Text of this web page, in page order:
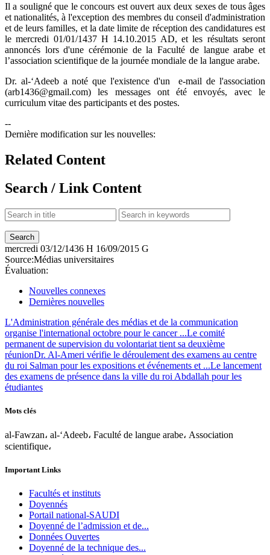
Il a souligné que le concours est ouvert aux deux sexes de tous âges
et nationalités, à l'exception des membres du conseil d'administration
et de leurs familles, et la date limite de réception des candidatures est
le mercredi 01/01/1437 H 14.10.2015 AD, et les résultats seront
annoncés lors d'une cérémonie de la Faculté de langue arabe et
l’association scientifique de la journée mondiale de la langue arabe.
Dr. al-‘Adeeb a noté que l'existence d'un e-mail de l'association
(arb1436@gmail.com) les messages ont été envoyés, avec le
curriculum vitae des participants et des postes.
--
Dernière modification sur les nouvelles:
Related Content
Search / Link Content
mercredi 03/12/1436 H 16/09/2015 G
Source:Médias universitaires
Évaluation:
Nouvelles connexes
Dernières nouvelles
L'Administration générale des médias et de la communication
organise l'international octobre pour le cancer ...Le comité
permanent de supervision du volontariat tient sa deuxième
réunionDr. Al-Ameri vérifie le déroulement des examens au centre
du roi Salman pour les expositions et événements et ...Le lancement
des examens de présence dans la ville du roi Abdallah pour les
étudiantes
Mots clés
al-Fawzan، al-‘Adeeb، Faculté de langue arabe، Association
scientifique،
Important Links
Facultés et instituts
Doyennés
Portail national-SAUDI
Doyenné de l’admission et de...
Données Ouvertes
Doyenné de la technique des...